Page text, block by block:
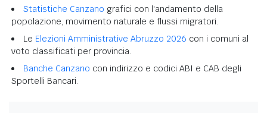
Statistiche Canzano grafici con l'andamento della
popolazione, movimento naturale e flussi migratori.
Le Elezioni Amministrative Abruzzo 2026 con i comuni al
voto classificati per provincia.
Banche Canzano con indirizzo e codici ABI e CAB degli
Sportelli Bancari.